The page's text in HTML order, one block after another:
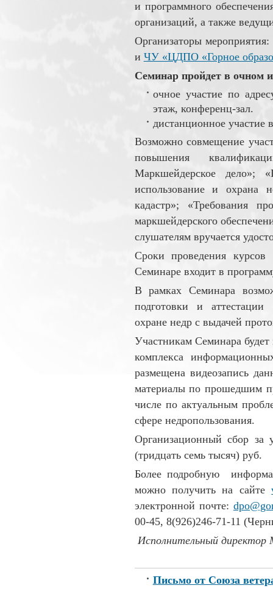
и программного
организаций, а также
Организаторы мероприятия:
и ЧУ «ЦДПО «Горное
Семинар пройдет в очном
очное участие по
этаж, конференц-зал.
дистанционное участие
Возможно совмещение
повышения
Маркшейдерское
использование и охрана
кадастр»; «Требования
маркшейдерского
слушателям вручается
Сроки проведения
Семинаре входит в
В рамках Семинара
подготовки и
охране недр с выдачей
Участникам Семинара будет
комплекса
размещена видеозапись
материалы по прошедшим
числе по актуальным
сфере недропользования.
Организационный сбор за
(тридцать семь тысяч) руб.
Более подробную
можно получить на сайте
электронной почте:
00-45, 8(926)246-71-11
Исполнительный
Письмо от Союза